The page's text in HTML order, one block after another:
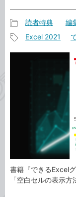
事
カ
読者特典 編
Excel 2021
書籍『できるExcel
「空白セルの表示方